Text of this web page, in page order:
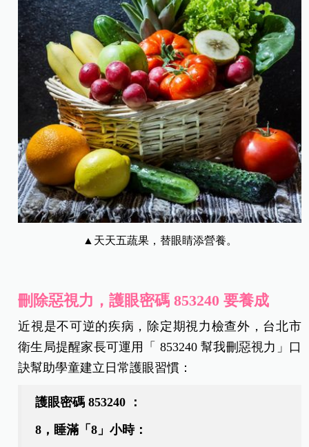
▲天天五蔬果，替眼睛添營養。
刪除惡視力，護眼密碼853240要養成
近視是不可逆的疾病，除定期視力檢查外，台北市
衛生局提醒家長可運用「 853240 幫我刪惡視力」口
訣幫助學童建立日常護眼習慣：
護眼密碼 853240 ：
8，睡滿「8」小時：